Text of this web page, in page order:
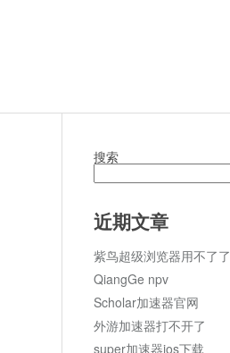
搜索
近期文章
紫鸟超级浏览器用不了了
QiangGe npv
Scholar加速器官网
外游加速器打不开了
super加速器ios下载